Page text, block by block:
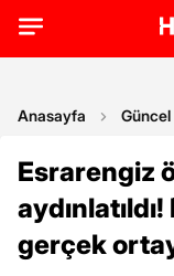
Anasayfa Güncel
Esrarengiz
gerçek